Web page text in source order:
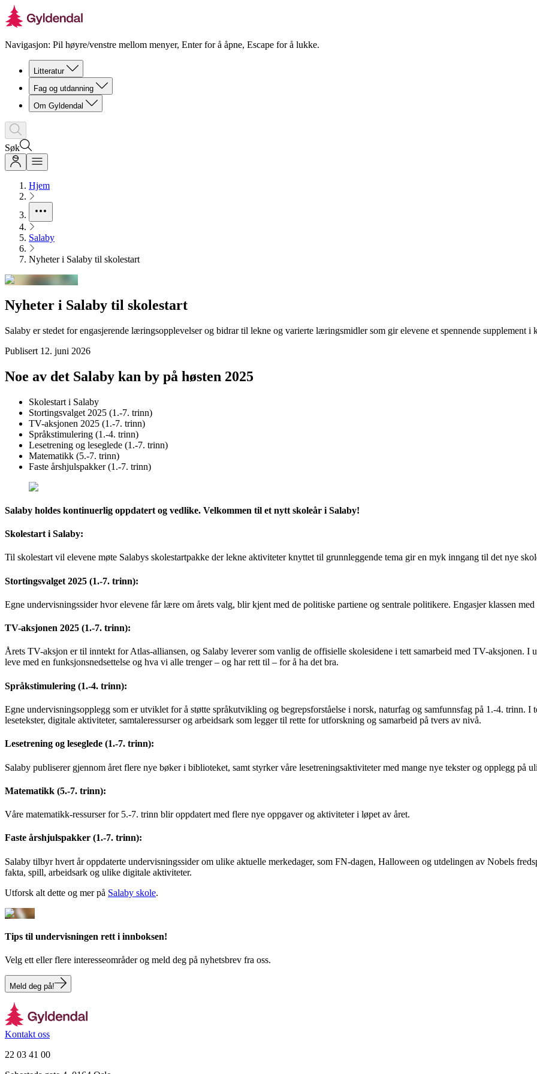
Navigasjon: Pil høyre/venstre mellom menyer, Enter for å åpne, Escape for å lukke.
Litteratur
Fag og utdanning
Om Gyldendal
Søk
Hjem
Salaby
Nyheter i Salaby til skolestart
Nyheter i Salaby til skolestart
Salaby er stedet for engasjerende læringsopplevelser og bidrar til lekne og varierte læringsmidler som gir elevene et spennende supplement i
Publisert 12. juni 2026
Noe av det Salaby kan by på høsten 2025
Skolestart i Salaby
Stortingsvalget 2025 (1.-7. trinn)
TV-aksjonen 2025 (1.-7. trinn)
Språkstimulering (1.-4. trinn)
Lesetrening og leseglede (1.-7. trinn)
Matematikk (5.-7. trinn)
Faste årshjulspakker (1.-7. trinn)
Salaby holdes kontinuerlig oppdatert og vedlike. Velkommen til et nytt skoleår i Salaby!
Skolestart i Salaby:
Til skolestart vil elevene møte Salabys skolestartpakke der lekne aktiviteter knyttet til grunnleggende tema gir en myk inngang til det nye
Stortingsvalget 2025 (1.-7. trinn):
Egne undervisningssider hvor elevene får lære om årets valg, blir kjent med de politiske partiene og sentrale politikere. Engasjer klassen
TV-aksjonen 2025 (1.-7. trinn):
Årets TV-aksjon er til inntekt for Atlas-alliansen, og Salaby leverer som vanlig de offisielle skolesidene i tett samarbeid med TV-aksjonen.
leve med en funksjonsnedsettelse og hva vi alle trenger – og har rett til – for å ha det bra.
Språkstimulering (1.-4. trinn):
Egne undervisningsopplegg som er utviklet for å støtte språkutvikling og begrepsforståelse i norsk, naturfag og samfunnsfag på 1.-4. trinn.
lesetekster, digitale aktiviteter, samtaleressurser og arbeidsark som legger til rette for utforskning og samarbeid på tvers av nivå.
Lesetrening og leseglede (1.-7. trinn):
Salaby publiserer gjennom året flere nye bøker i biblioteket, samt styrker våre lesetreningsaktiviteter med mange nye tekster og opplegg på
Matematikk (5.-7. trinn):
Våre matematikk-ressurser for 5.-7. trinn blir oppdatert med flere nye oppgaver og aktiviteter i løpet av året.
Faste årshjulspakker (1.-7. trinn):
Salaby tilbyr hvert år oppdaterte undervisningssider om ulike aktuelle merkedager, som FN-dagen, Halloween og utdelingen av Nobels
fakta, spill, arbeidsark og ulike digitale aktiviteter.
Utforsk alt dette og mer på Salaby skole.
Tips til undervisningen rett i innboksen!
Velg ett eller flere interesseområder og meld deg på nyhetsbrev fra oss.
Meld deg på!
Kontakt oss
22 03 41 00